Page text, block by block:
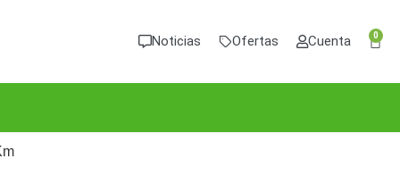
Noticias Ofertas Cuenta 0